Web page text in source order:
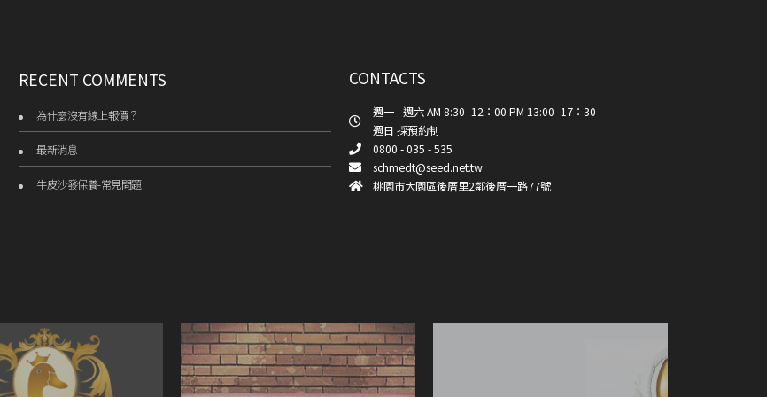
RECENT COMMENTS
為什麼沒有線上報價？
最新消息
牛皮沙發保養-常見問題
CONTACTS
週一 - 週六 AM 8:30 -12：00 PM 13:00 -17：30
週日 採預約制
0800 - 035 - 535
schmedt@seed.net.tw
桃園市大園區後厝里2鄰後厝一路77號